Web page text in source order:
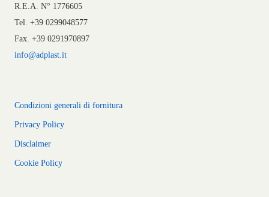
R.E.A. N° 1776605
Tel. +39 0299048577
Fax. +39 0291970897
info@adplast.it
Condizioni generali di fornitura
Privacy Policy
Disclaimer
Cookie Policy